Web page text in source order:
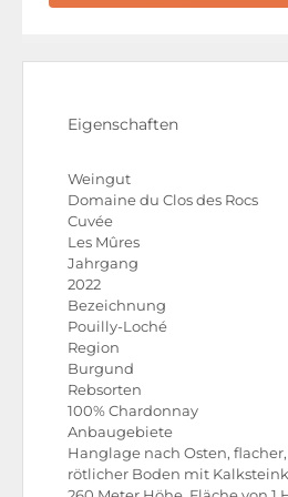
Eigenschaften
Weingut
Domaine du Clos des Rocs
Cuvée
Les Mûres
Jahrgang
2022
Bezeichnung
Pouilly-Loché
Region
Burgund
Rebsorten
100% Chardonnay
Anbaugebiete
Hanglage nach Osten, flacher,
rötlicher Boden mit